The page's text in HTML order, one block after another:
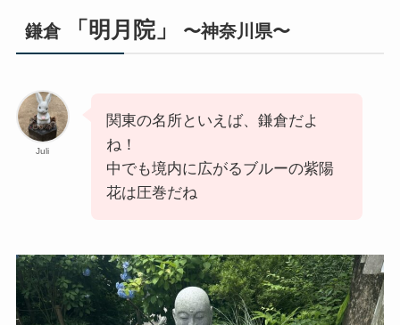
鎌倉 「明月院」 〜神奈川県〜
Juli
関東の名所といえば、鎌倉だよ
ね！
中でも境内に広がるブルーの紫陽
花は圧巻だね